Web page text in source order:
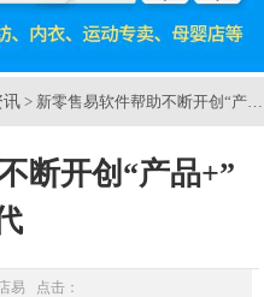
讯 > 新零售易软件帮助不断开创“产
断开创“产品+”
易 点击：